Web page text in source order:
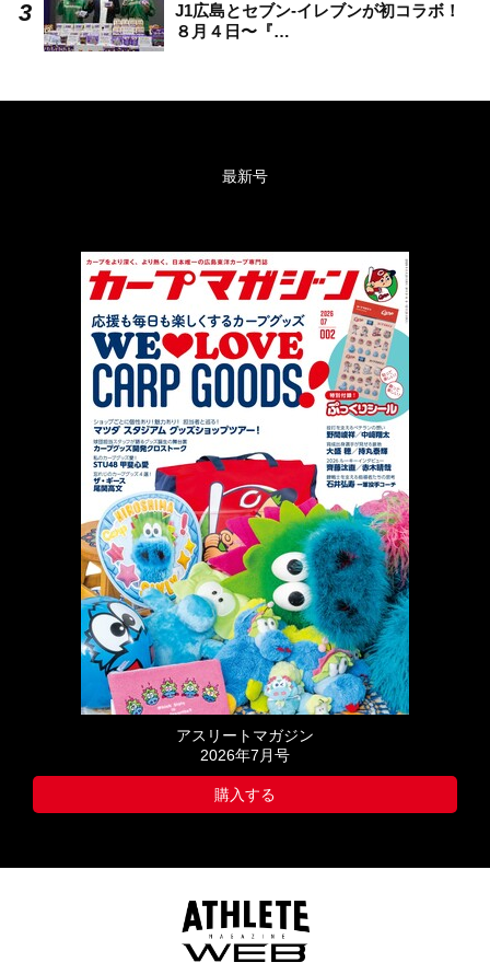
J1広島とセブン-イレブンが初コラボ！
８月４日〜『…
最新号
アスリートマガジン
2026年7月号
購入する